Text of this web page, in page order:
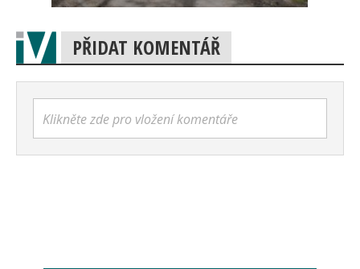
PŘIDAT KOMENTÁŘ
Klikněte zde pro vložení komentáře